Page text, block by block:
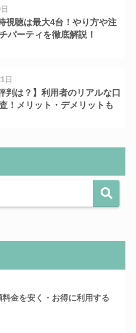
視聴は最大4台！やり方や注
パーティを徹底解説！
日
判は？】利用者のリアルな口
！メリット・デメリットも
金を安く・お得に利用する